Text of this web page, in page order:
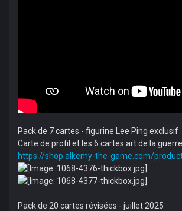
Pack de 7 cartes - figurine Lee Ping exclusif
Carte de profil et les 6 cartes art de la guerre
https://shop.alkemy-the-game.com/
Pack de 20 cartes révisées - juillet 2025